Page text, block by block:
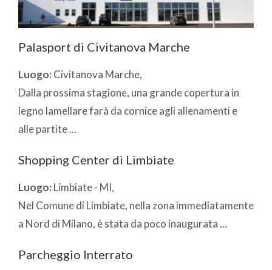
Palasport di Civitanova Marche
Luogo: Civitanova Marche,
Dalla prossima stagione, una grande copertura in
legno lamellare farà da cornice agli allenamenti e
alle partite ...
Shopping Center di Limbiate
Luogo: Limbiate - MI,
Nel Comune di Limbiate, nella zona immediatamente
a Nord di Milano, è stata da poco inaugurata ...
Parcheggio Interrato